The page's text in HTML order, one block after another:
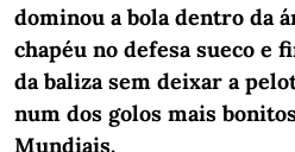
dominou a bola dentro da
chapéu no defesa sueco e
da baliza sem deixar a
num dos golos mais
Mundiais.